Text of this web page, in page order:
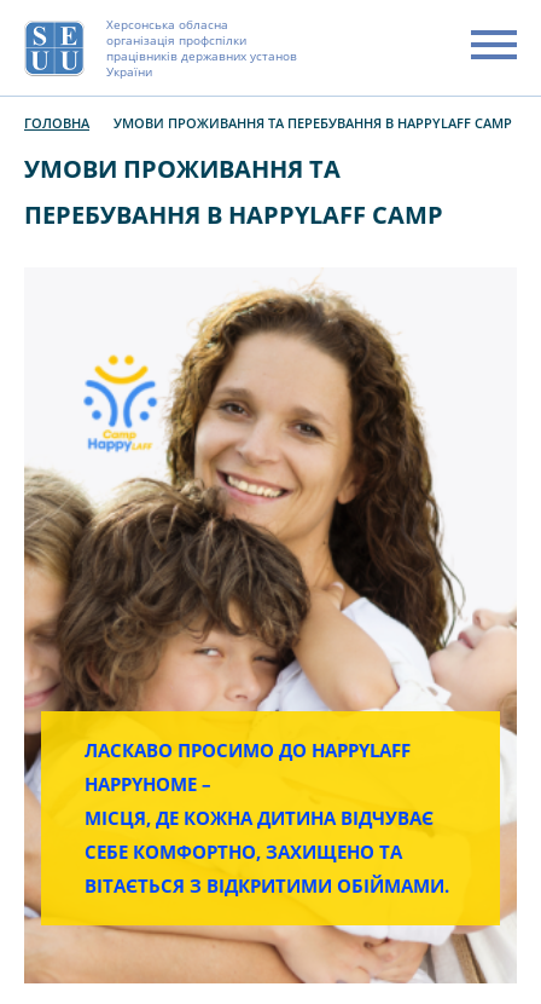
Херсонська обласна
організація профспілки
працівників державних установ
України
ГОЛОВНА УМОВИ ПРОЖИВАННЯ ТА ПЕРЕБУВАННЯ В HAPPYLAFF CAMP
УМОВИ ПРОЖИВАННЯ ТА
ПЕРЕБУВАННЯ В HAPPYLAFF CAMP
ЛАСКАВО ПРОСИМО ДО HAPPYLAFF
HAPPYHOME –
МІСЦЯ, ДЕ КОЖНА ДИТИНА ВІДЧУВАЄ
СЕБЕ КОМФОРТНО, ЗАХИЩЕНО ТА
ВІТАЄТЬСЯ З ВІДКРИТИМИ ОБІЙМАМИ.